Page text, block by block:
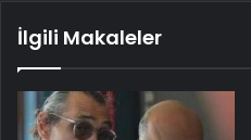
İlgili Makaleler